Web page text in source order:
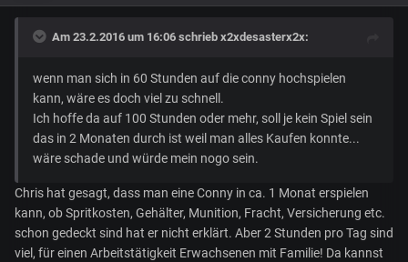
Am 23.2.2016 um 16:06 schrieb x2xdesasterx2x:
wenn man sich in 60 Stunden auf die conny hochspielen
kann, wäre es doch viel zu schnell.
Ich hoffe da auf 100 Stunden oder mehr, soll je kein Spiel sein
das in 2 Monaten durch ist weil man alles Kaufen konnte...
wäre schade und würde mein nogo sein.
Chris hat gesagt, dass man eine Conny in ca. 1 Monat erspielen
kann, ob Spritkosten, Gehälter, Munition, Fracht, Versicherung etc.
schon gedeckt sind hat er nicht erklärt. Aber 2 Stunden pro Tag sind
viel, für einen Arbeitstätigkeit Erwachsenen mit Familie! Da kannst